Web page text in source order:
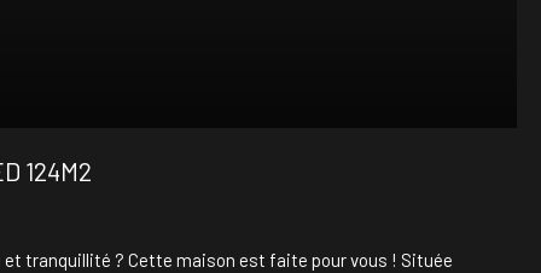
124M2
tranquillité ? Cette maison est faite pour vous ! Située